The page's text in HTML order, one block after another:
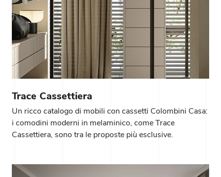
Trace Cassettiera
Un ricco catalogo di mobili con cassetti Colombini Casa:
i comodini moderni in melaminico, come Trace
Cassettiera, sono tra le proposte più esclusive.